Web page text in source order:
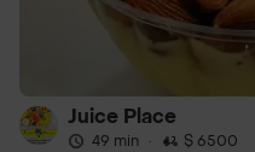
Juice Place
49 min · $ 6500